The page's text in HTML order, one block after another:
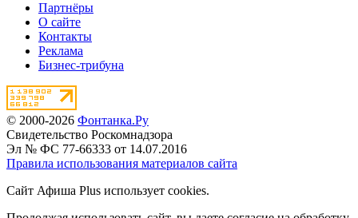
Партнёры
О сайте
Контакты
Реклама
Бизнес-трибуна
© 2000-2026 Фонтанка.Ру
Свидетельство Роскомнадзора
Эл № ФС 77-66333 от 14.07.2016
Правила использования материалов сайта
Сайт Афиша Plus использует cookies.